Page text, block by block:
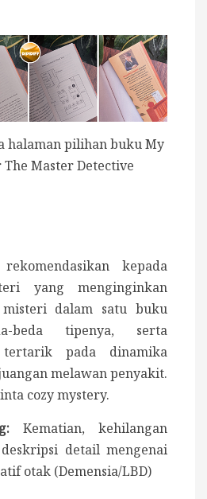
halaman pilihan buku My
Master Detective
kepada
yang menginginkan
dalam satu buku
beda tipenya, serta
pada dinamika
melawan penyakit.
cozy mystery.
Kematian, kehilangan
detail mengenai
otak (Demensia/LBD)